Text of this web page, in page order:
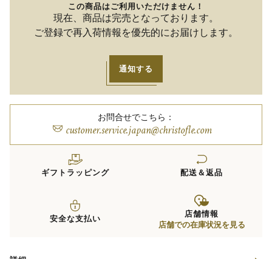
この商品はご利用いただけません！
現在、商品は完売となっております。
ご登録で再入荷情報を優先的にお届けします。
通知する
お問合せでこちら：
customer.service.japan@christofle.com
ギフトラッピング 配送＆返品
安全な支払い 店舗情報
店舗での在庫状況を見る